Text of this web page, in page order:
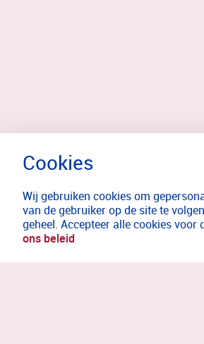
Wij gebruiken cookies om
van de gebruiker op de site te
geheel. Accepteer alle cookies
ons beleid